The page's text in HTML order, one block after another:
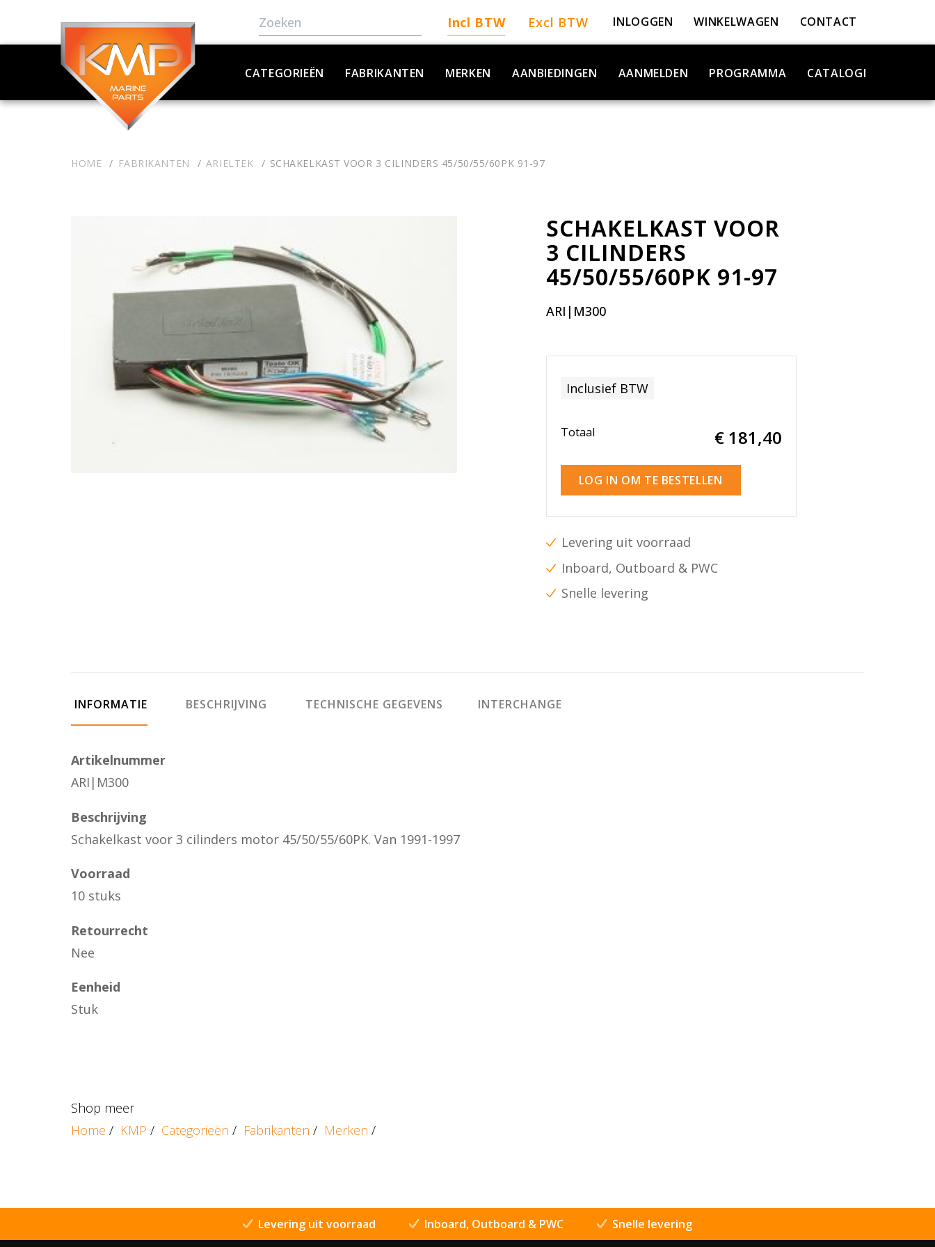
Incl BTW Excl BTW INLOGGEN WINKELWAGEN CONTACT
CATEGORIEËN FABRIKANTEN MERKEN AANBIEDINGEN AANMELDEN PROGRAMMA CATALOGI
HOME FABRIKANTEN ARIELTEK SCHAKELKAST VOOR 3 CILINDERS 45/50/55/60PK 91-97
SCHAKELKAST VOOR
3 CILINDERS
45/50/55/60PK 91-97
ARI|M300
Inclusief BTW
Totaal € 181,40
LOG IN OM TE BESTELLEN
Levering uit voorraad
Inboard, Outboard & PWC
Snelle levering
INFORMATIE BESCHRIJVING TECHNISCHE GEGEVENS INTERCHANGE
Artikelnummer
ARI|M300
Beschrijving
Schakelkast voor 3 cilinders motor 45/50/55/60PK. Van 1991-1997
Voorraad
10 stuks
Retourrecht
Nee
Eenheid
Stuk
Shop meer
Home / KMP / Categorieën / Fabrikanten / Merken /
Levering uit voorraad Inboard, Outboard & PWC Snelle levering